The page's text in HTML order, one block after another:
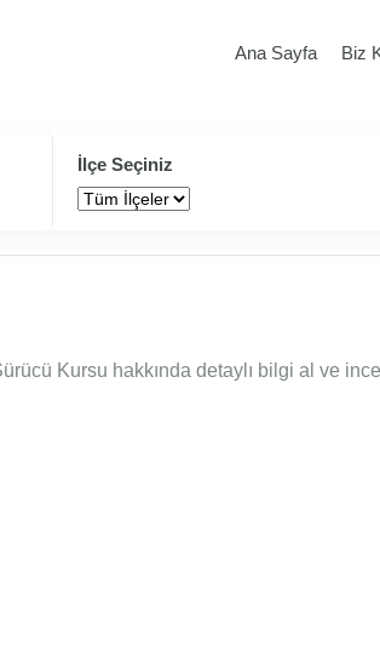
Ana Sayfa Biz
İlçe Seçiniz
Kursu hakkında detaylı bilgi al ve